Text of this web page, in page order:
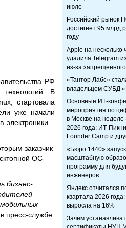
РФ
технологий. В
стартовала
уже начали
электроники –
заказчик
ОС
бизнес-
в пресс-службе
июле
Российский рынок
достигнет 95 млрд
году
Apple на несколько
удалила Telegram
из-за
«Тантор Лабс»
владельцем СУБД
Основные ИТ-
мероприятия по
в Москве на неделе
2026 года: ИТ-
Founder Camp и
«Бюро 1440»
масштабную
программу для
инженеров
Яндекс отчитался
квартала 2026
выросла на 16%
Зачем